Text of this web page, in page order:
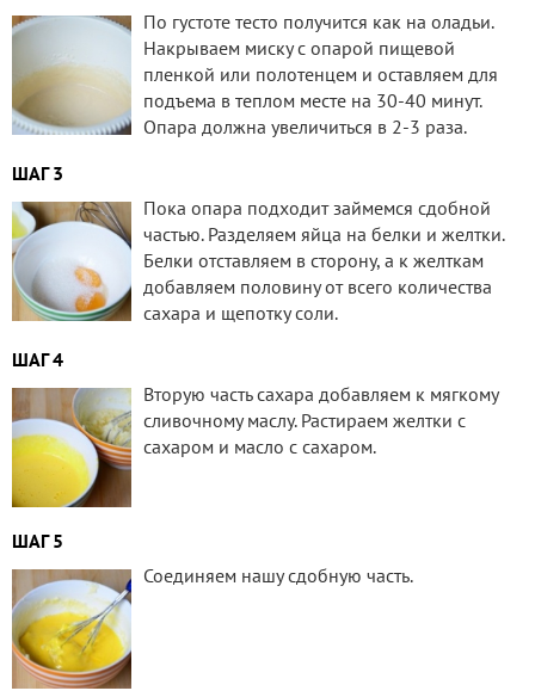
По густоте тесто получится как на оладьи.
Накрываем миску с опарой пищевой
пленкой или полотенцем и оставляем для
подъема в теплом месте на 30-40 минут.
Опара должна увеличиться в 2-3 раза.
ШАГ 3
Пока опара подходит займемся сдобной
частью. Разделяем яйца на белки и желтки.
Белки отставляем в сторону, а к желткам
добавляем половину от всего количества
сахара и щепотку соли.
ШАГ 4
Вторую часть сахара добавляем к мягкому
сливочному маслу. Растираем желтки с
сахаром и масло с сахаром.
ШАГ 5
Соединяем нашу сдобную часть.